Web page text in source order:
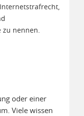
zu nennen.
oder einer
Viele wissen